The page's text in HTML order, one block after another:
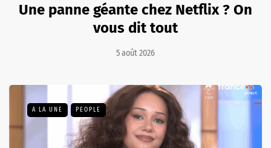
Une panne géante chez Netflix ? On
vous dit tout
5 août 2026
A LA UNE PEOPLE